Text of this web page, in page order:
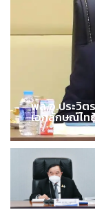
พล.อ.ประวิต
เอกลักษณ์ไท